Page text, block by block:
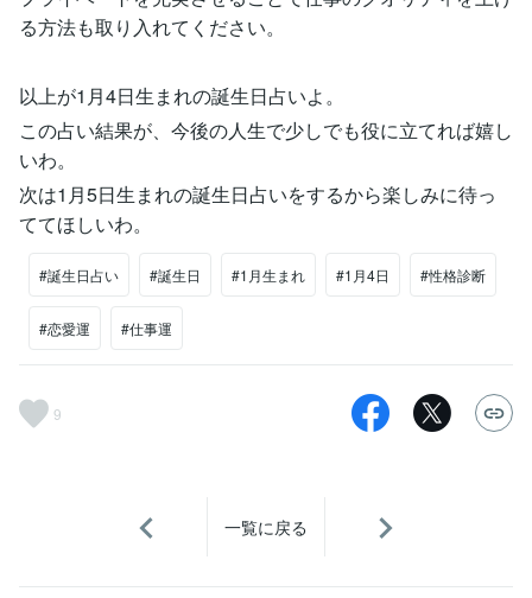
る方法も取り入れてください。
以上が1月4日生まれの誕生日占いよ。
この占い結果が、今後の人生で少しでも役に立てれば嬉し
いわ。
次は1月5日生まれの誕生日占いをするから楽しみに待っ
ててほしいわ。
#誕生日占い #誕生日 #1月生まれ #1月4日 #性格診断
#恋愛運 #仕事運
9
一覧に戻る